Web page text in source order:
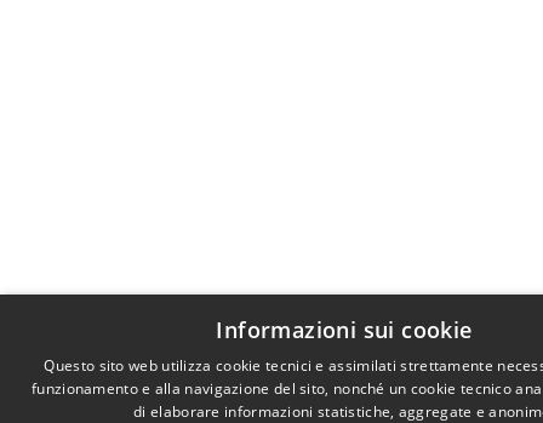
Informazioni sui cookie
Questo sito web utilizza cookie tecnici e assimilati strettamente
funzionamento e alla navigazione del sito, nonché un cookie tecnico
di elaborare informazioni statistiche, aggregate e